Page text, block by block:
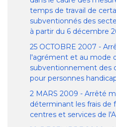
temps de travail de
subventionnés des
à partir du 6 décembre
25 OCTOBRE 2007 -
l'agrément et au mode
subventionnement des
pour personnes
2 MARS 2009 - Arrêté
déterminant les frais
centres et services de